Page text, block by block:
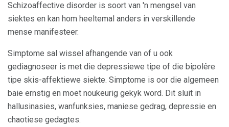
Schizoaffective disorder is soort van 'n mengsel van
siektes en kan hom heeltemal anders in verskillende
mense manifesteer.
Simptome sal wissel afhangende van of u ook
gediagnoseer is met die depressiewe tipe of die bipolêre
tipe skis-affektiewe siekte. Simptome is oor die algemeen
baie ernstig en moet noukeurig gekyk word. Dit sluit in
hallusinasies, wanfunksies, maniese gedrag, depressie en
chaotiese gedagtes.